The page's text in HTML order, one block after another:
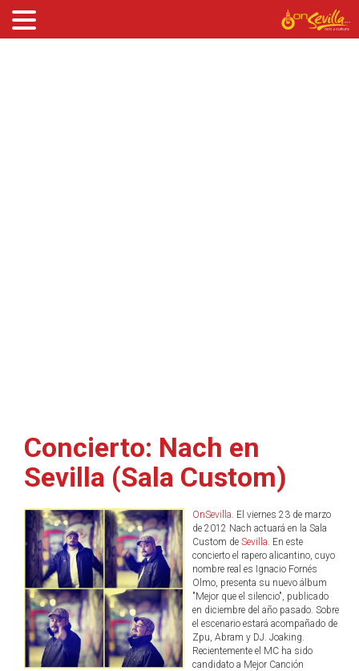
Concierto: Nach en
Sevilla (Sala Custom)
OnSevilla. El viernes 23 de marzo
de 2012 Nach actuará en la Sala
Custom de Sevilla. En este
concierto el rapero alicantino, cuyo
nombre real es Ignacio Fornés
Olmo, presenta su nuevo álbum
"Mejor que el silencio", publicado
en diciembre del año pasado. Sobre
el escenario estará acompañado de
Zpu, Abram y DJ. Joaking.
Recientemente el MC ha sido
candidato a Mejor Canción